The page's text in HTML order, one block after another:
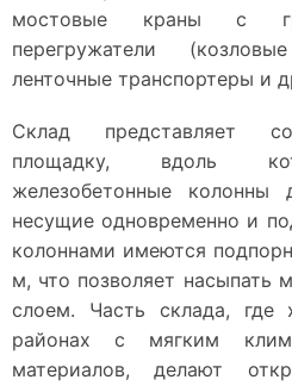
мостовые краны с
перегружатели
ленточные транспортеры и
Склад представляет
площадку, вдоль
железобетонные
несущие одновременно и
колоннами имеются
м, что позволяет насыпать
слоем. Часть склада, где
районах с мягким
материалов, делают